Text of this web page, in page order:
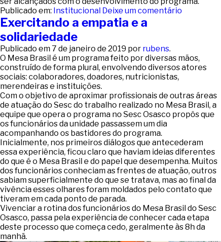
Publicado em: Institucional Deixe um comentário
Exercitando a empatia e a
solidariedade
Publicado em7 de janeiro de 2019 por rubens.
O Mesa Brasil é um programa feito por diversas mãos,
construído de forma plural, envolvendo diversos atores
sociais: colaboradores, doadores, nutricionistas,
merendeiras e instituições.
Com o objetivo de aproximar profissionais de outras áreas
de atuação do Sesc do trabalho realizado no Mesa Brasil, a
equipe que opera o programa no Sesc Osasco propôs que
os funcionários da unidade passassem um dia
acompanhando os bastidores do programa.
Inicialmente, nos primeiros diálogos que antecederam
essa experiência, ficou claro que haviam ideias diferentes
do que é o Mesa Brasil e do papel que desempenha. Muitos
dos funcionários conheciam as frentes de atuação, outros
sabiam superficialmente do que se tratava, mas ao final da
vivência esses olhares foram moldados pelo contato que
tiveram em cada ponto de parada.
Vivenciar a rotina dos funcionários do Mesa Brasil do Sesc
Osasco, passa pela experiência de conhecer cada etapa
deste processo que começa cedo, geralmente às 8h da
manhã.